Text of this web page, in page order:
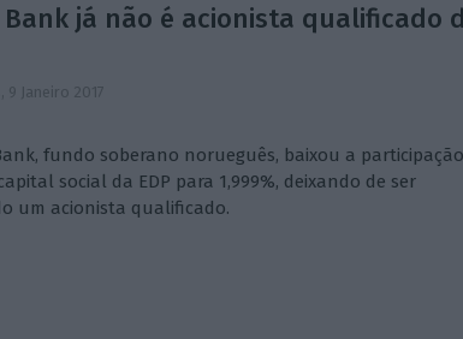
Bank já não é acionista qualificado
9 Janeiro 2017
fundo soberano norueguês, baixou a
social da EDP para 1,999%, deixando de ser
um acionista qualificado.